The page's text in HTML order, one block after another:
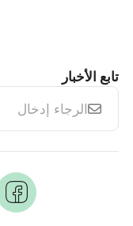
تابع الأخبار